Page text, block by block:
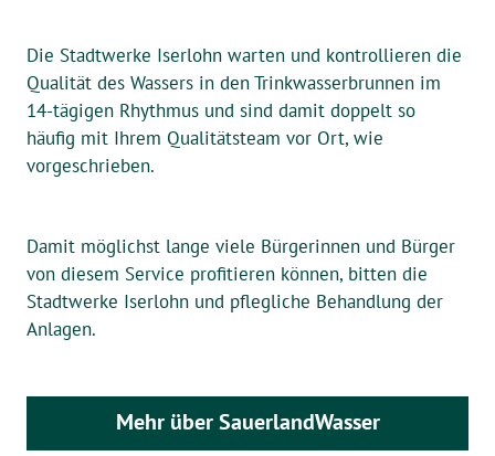
Die Stadtwerke Iserlohn warten und kontrollieren die
Qualität des Wassers in den Trinkwasserbrunnen im
14-tägigen Rhythmus und sind damit doppelt so
häufig mit Ihrem Qualitätsteam vor Ort, wie
vorgeschrieben.
Damit möglichst lange viele Bürgerinnen und Bürger
von diesem Service profitieren können, bitten die
Stadtwerke Iserlohn und pflegliche Behandlung der
Anlagen.
Mehr über SauerlandWasser